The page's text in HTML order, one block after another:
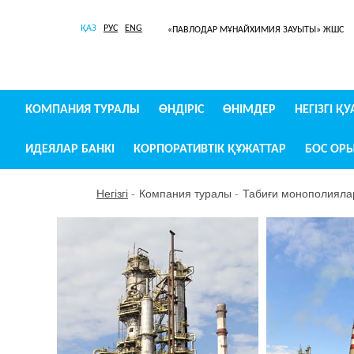
ҚАЗ РУС ENG «ПАВЛОДАР МҰНАЙХИМИЯ ЗАУЫТЫ» ЖШС
КОМПАНИЯ ТУРАЛЫ ӨНДІРІС ӨНІМДЕР НЕГІЗГІ
ИДЕЯЛАР БАНКІ КОРПОРАТИВТІК ҚҰЖАТТАР БОС
Негізгі Компания туралы Табиғи